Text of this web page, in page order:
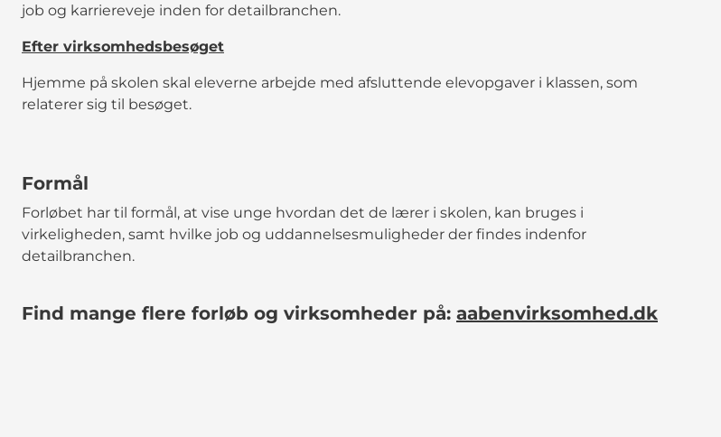
job og karriereveje inden for detailbranchen.
Efter virksomhedsbesøget
Hjemme på skolen skal eleverne arbejde med afsluttende elevopgaver i klassen, som
relaterer sig til besøget.
Formål
Forløbet har til formål, at vise unge hvordan det de lærer i skolen, kan bruges i
virkeligheden, samt hvilke job og uddannelsesmuligheder der findes indenfor
detailbranchen.
Find mange flere forløb og virksomheder på: aabenvirksomhed.dk